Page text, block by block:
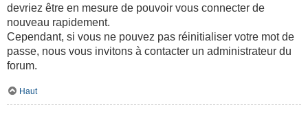
devriez être en mesure de pouvoir vous connecter de
nouveau rapidement.
Cependant, si vous ne pouvez pas réinitialiser votre mot de
passe, nous vous invitons à contacter un administrateur du
forum.
Haut